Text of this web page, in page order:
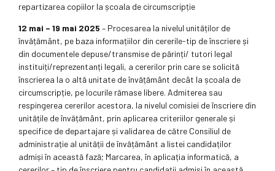
repartizarea copiilor la școala de circumscripție
12 mai – 19 mai 2025 – Procesarea la nivelul unităților de
învățământ, pe baza informațiilor din cererile-tip de înscriere și
din documentele depuse/transmise de părinți/ tutori legal
instituiți/reprezentanți legali, a cererilor prin care se solicită
înscrierea la o altă unitate de învățământ decât la școala de
circumscripție, pe locurile rămase libere. Admiterea sau
respingerea cererilor acestora, la nivelul comisiei de înscriere din
unitățile de învățământ, prin aplicarea criteriilor generale și
specifice de departajare și validarea de către Consiliul de
administrație al unității de învățământ a listei candidaților
admiși în această fază; Marcarea, în aplicația informatică, a